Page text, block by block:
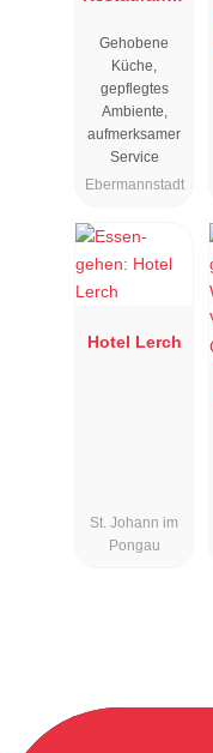
"
Gehobene
Küche,
gepflegtes
Ambiente,
aufmerksamer
Service
Ebermannstadt
Hotel Lerch
St. Johann im
Pongau